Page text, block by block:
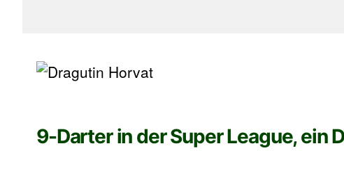
9-Darter in der Super League, ein